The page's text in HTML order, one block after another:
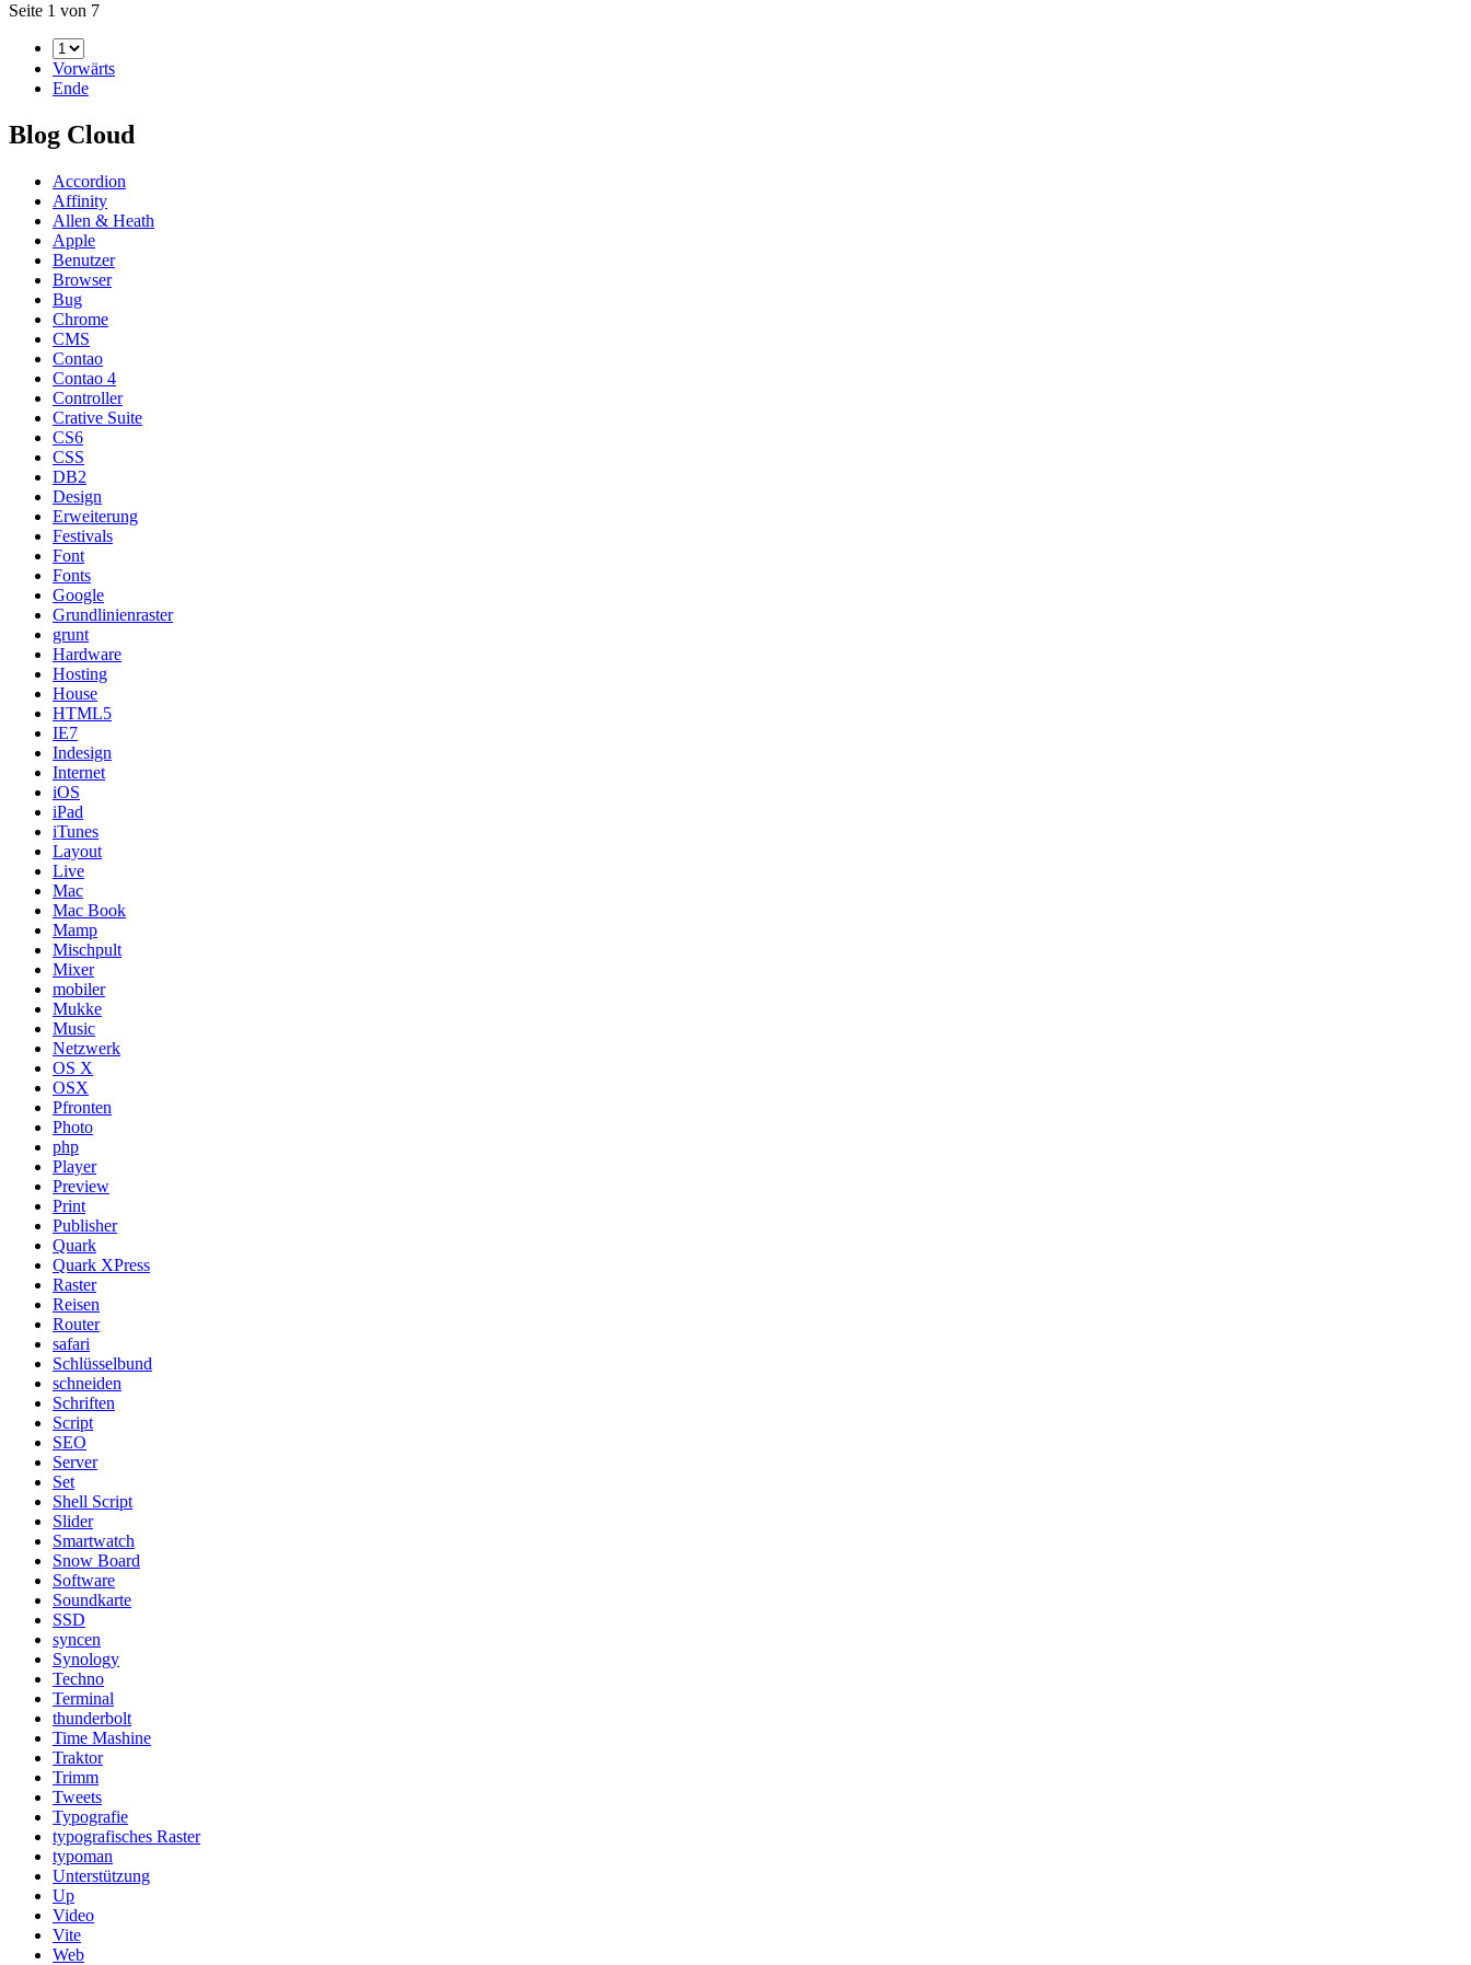
Seite 1 von 7
Vorwärts
Ende
Blog Cloud
Accordion
Affinity
Allen & Heath
Apple
Benutzer
Browser
Bug
Chrome
CMS
Contao
Contao 4
Controller
Crative Suite
CS6
CSS
DB2
Design
Erweiterung
Festivals
Font
Fonts
Google
Grundlinienraster
grunt
Hardware
Hosting
House
HTML5
IE7
Indesign
Internet
iOS
iPad
iTunes
Layout
Live
Mac
Mac Book
Mamp
Mischpult
Mixer
mobiler
Mukke
Music
Netzwerk
OS X
OSX
Pfronten
Photo
php
Player
Preview
Print
Publisher
Quark
Quark XPress
Raster
Reisen
Router
safari
Schlüsselbund
schneiden
Schriften
Script
SEO
Server
Set
Shell Script
Slider
Smartwatch
Snow Board
Software
Soundkarte
SSD
syncen
Synology
Techno
Terminal
thunderbolt
Time Mashine
Traktor
Trimm
Tweets
Typografie
typografisches Raster
typoman
Unterstützung
Up
Video
Vite
Web